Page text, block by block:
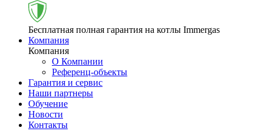
Бесплатная полная гарантия на котлы Immergas
Компания
Компания
О Компании
Референц-объекты
Гарантия и сервис
Наши партнеры
Обучение
Новости
Контакты